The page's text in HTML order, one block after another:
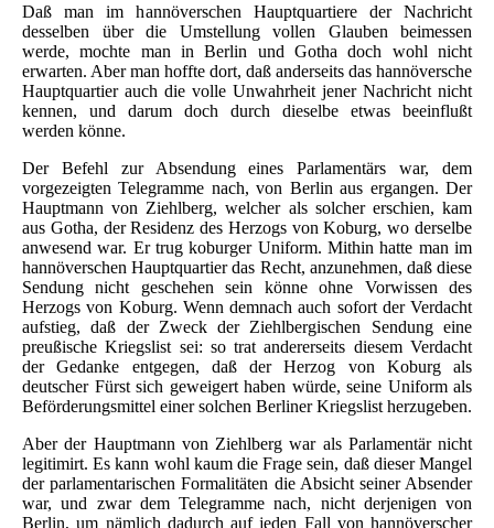
Daß man im hannöverschen Hauptquartiere der Nachricht
desselben über die Umstellung vollen Glauben beimessen
werde, mochte man in Berlin und Gotha doch wohl nicht
erwarten. Aber man hoffte dort, daß anderseits das hannöversche
Hauptquartier auch die volle Unwahrheit jener Nachricht nicht
kennen, und darum doch durch dieselbe etwas beeinflußt
werden könne.
Der Befehl zur Absendung eines Parlamentärs war, dem
vorgezeigten Telegramme nach, von Berlin aus ergangen. Der
Hauptmann von Ziehlberg, welcher als solcher erschien, kam
aus Gotha, der Residenz des Herzogs von Koburg, wo derselbe
anwesend war. Er trug koburger Uniform. Mithin hatte man im
hannöverschen Hauptquartier das Recht, anzunehmen, daß diese
Sendung nicht geschehen sein könne ohne Vorwissen des
Herzogs von Koburg. Wenn demnach auch sofort der Verdacht
aufstieg, daß der Zweck der Ziehlbergischen Sendung eine
preußische Kriegslist sei: so trat andererseits diesem Verdacht
der Gedanke entgegen, daß der Herzog von Koburg als
deutscher Fürst sich geweigert haben würde, seine Uniform als
Beförderungsmittel einer solchen Berliner Kriegslist herzugeben.
Aber der Hauptmann von Ziehlberg war als Parlamentär nicht
legitimirt. Es kann wohl kaum die Frage sein, daß dieser Mangel
der parlamentarischen Formalitäten die Absicht seiner Absender
war, und zwar dem Telegramme nach, nicht derjenigen von
Berlin, um nämlich dadurch auf jeden Fall von hannöverscher